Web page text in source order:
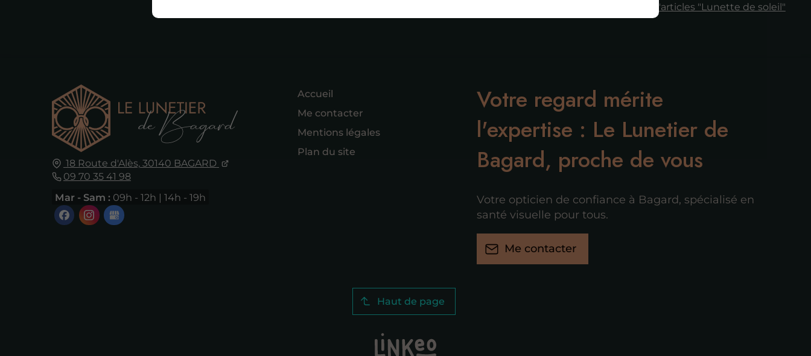
Plus d'articles "Lunette de soleil"
18 Route d'Alès, 30140 BAGARD
09 70 35 41 98
Mar - Sam : 09h - 12h | 14h - 19h
Accueil
Me contacter
Mentions légales
Plan du site
Votre regard mérite
l'expertise : Le Lunetier de
Bagard, proche de vous
Votre opticien de confiance à Bagard, spécialisé en
santé visuelle pour tous.
Me contacter
Haut de page